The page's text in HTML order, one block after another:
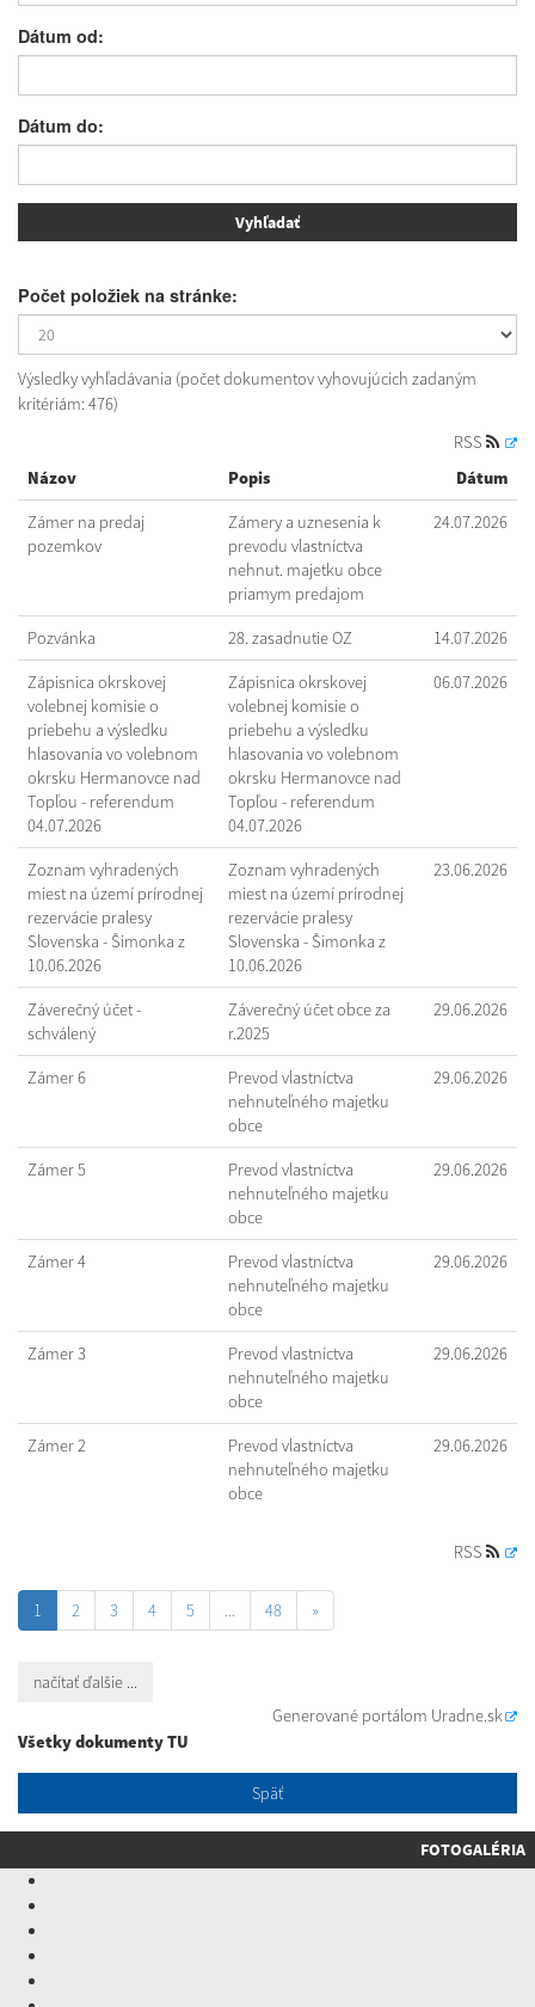
Dátum od:
Dátum do:
Počet položiek na stránke:
Výsledky vyhľadávania (počet dokumentov vyhovujúcich zadaným
kritériám: 476)
RSS
Názov
Popis Dátum
Zámer na predaj
pozemkov
Zámery a uznesenia k
prevodu vlastníctva
nehnut. majetku obce
priamym predajom
24.07.2026
Pozvánka 28. zasadnutie OZ 14.07.2026
Zápisnica okrskovej
volebnej komisie o
priebehu a výsledku
hlasovania vo volebnom
okrsku Hermanovce nad
Topľou - referendum
04.07.2026
Zápisnica okrskovej
volebnej komisie o
priebehu a výsledku
hlasovania vo volebnom
okrsku Hermanovce nad
Topľou - referendum
04.07.2026
06.07.2026
Zoznam vyhradených
miest na území prírodnej
rezervácie pralesy
Slovenska - Šimonka z
10.06.2026
Zoznam vyhradených
miest na území prírodnej
rezervácie pralesy
Slovenska - Šimonka z
10.06.2026
23.06.2026
Záverečný účet -
schválený
Záverečný účet obce za
r.2025
29.06.2026
Zámer 6
Prevod vlastníctva
nehnuteľného majetku
obce
29.06.2026
Zámer 5
Prevod vlastníctva
nehnuteľného majetku
obce
29.06.2026
Zámer 4
Prevod vlastníctva
nehnuteľného majetku
obce
29.06.2026
Zámer 3
Prevod vlastníctva
nehnuteľného majetku
obce
29.06.2026
Zámer 2
Prevod vlastníctva
nehnuteľného majetku
obce
29.06.2026
RSS
1 2 3 4 5 ... 48 »
načítať ďalšie ...
Generované portálom Uradne.sk
Všetky dokumenty TU
Späť
FOTOGALÉRIA